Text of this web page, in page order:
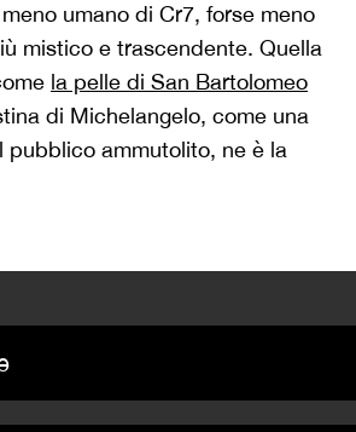
umano di Cr7, forse meno
mistico e trascendente. Quella
la pelle di San Bartolomeo
di Michelangelo, come una
pubblico ammutolito, ne è la